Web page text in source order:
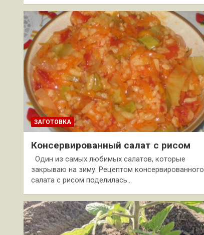
ЗАГОТОВКА
Консервированный салат с рисом
Один из самых любимых салатов, которые
закрываю на зиму. Рецептом консервированного
салата с рисом поделилась…